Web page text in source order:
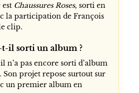
Chaussures Roses, sorti en
la participation de François
clip.
t-il sorti un album ?
n’a pas encore sorti d’album
projet repose surtout sur
un premier album en